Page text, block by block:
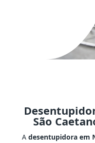
São
A desentupidora em